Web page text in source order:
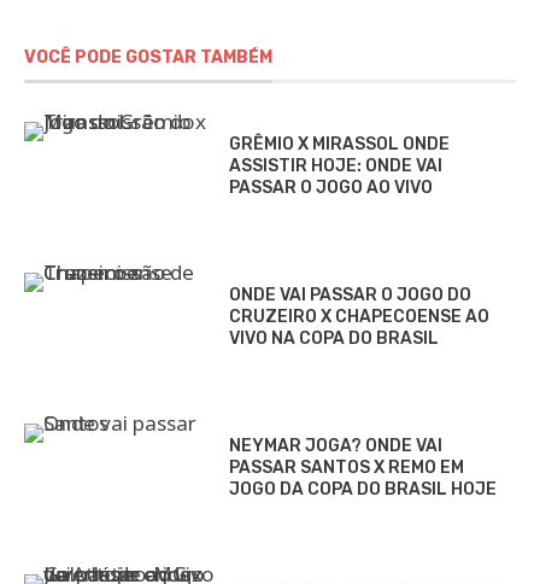
VOCÊ PODE GOSTAR TAMBÉM
GRÊMIO X MIRASSOL ONDE
ASSISTIR HOJE: ONDE VAI
PASSAR O JOGO AO VIVO
ONDE VAI PASSAR O JOGO DO
CRUZEIRO X CHAPECOENSE AO
VIVO NA COPA DO BRASIL
NEYMAR JOGA? ONDE VAI
PASSAR SANTOS X REMO EM
JOGO DA COPA DO BRASIL HOJE